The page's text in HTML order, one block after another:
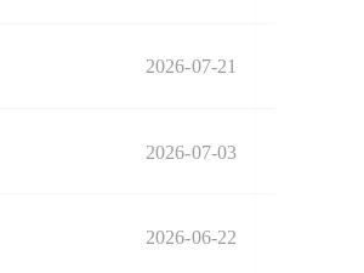
2026-07-21
2026-07-03
2026-06-22